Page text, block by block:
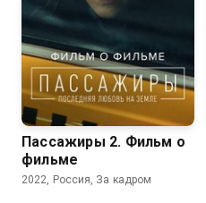
Пассажиры 2. Фильм о
фильме
2022, Россия, За кадром